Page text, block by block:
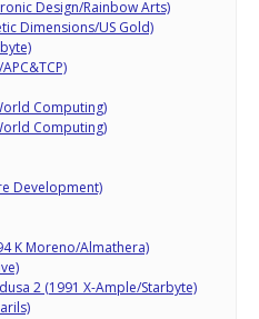
Design/Rainbow Arts)
Dimensions/US Gold)
Computing)
Computing)
Development)
K Moreno/Almathera)
2 (1991 X-Ample/Starbyte)